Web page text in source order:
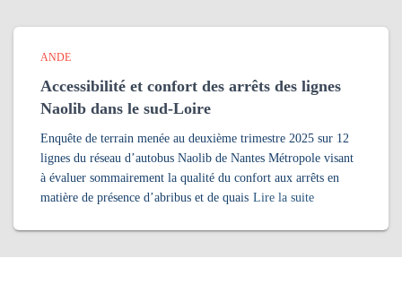
ANDE
Accessibilité et confort des arrêts des lignes
Naolib dans le sud-Loire
Enquête de terrain menée au deuxième trimestre 2025 sur 12
lignes du réseau d’autobus Naolib de Nantes Métropole visant
à évaluer sommairement la qualité du confort aux arrêts en
matière de présence d’abribus et de quais Lire la suite